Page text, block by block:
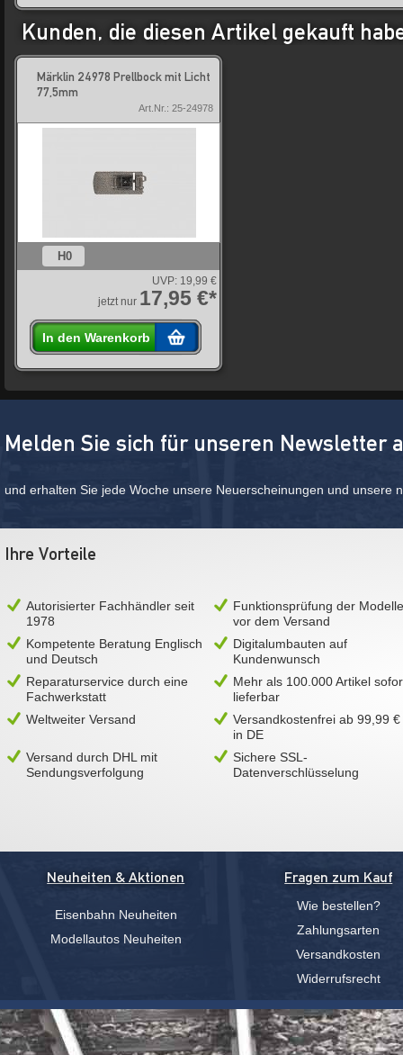
Kunden, die diesen Artikel gekauft
Märklin 24978 Prellbock mit Licht
77,5mm
Art.Nr.: 25-24978
H0
UVP: 19,99 €
jetzt nur 17,95 €*
In den Warenkorb
Melden Sie sich für unseren Newsletter
und erhalten Sie jede Woche unsere Neuerscheinungen und unsere
Ihre Vorteile
Autorisierter Fachhändler seit
1978
Funktionsprüfung der Modelle
vor dem Versand
Kompetente Beratung Englisch
und Deutsch
Digitalumbauten auf
Kundenwunsch
Reparaturservice durch eine
Fachwerkstatt
Mehr als 100.000 Artikel
lieferbar
Weltweiter Versand
Versandkostenfrei ab 99,99 €
in DE
Versand durch DHL mit
Sendungsverfolgung
Sichere SSL-
Datenverschlüsselung
Neuheiten & Aktionen
Eisenbahn Neuheiten
Modellautos Neuheiten
Fragen zum Kauf
Wie bestellen?
Zahlungsarten
Versandkosten
Widerrufsrecht